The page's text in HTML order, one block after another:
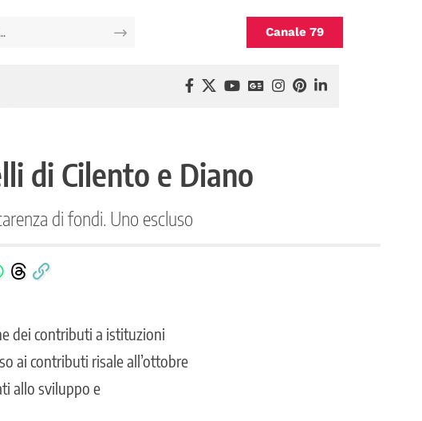
Canale 79
di Cilento e Diano
di fondi. Uno escluso
dei contributi a istituzioni
ai contributi risale all’ottobre
allo sviluppo e